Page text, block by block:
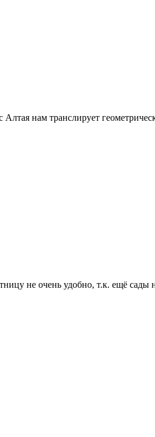
нам транслирует
не очень удобно, т.к. ещё сады